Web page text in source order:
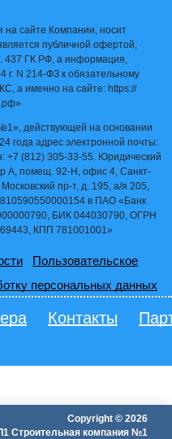
сайте Компании, носит
публичной офертой,
437 ГК РФ, а информация,
г. N 214-ФЗ к обязательному
а именно на сайте: https://
действующей на основании
года адрес электронной почты:
+7 (812) 305-33-55. Юридический
А, помещ. 92-Н, офис 4, Санкт-
пр-т, д. 195, а/я 205,
в ПАО «Банк
БИК 044030790, ОГРН
КПП 781001001»
Пользовательское
персональных данных
Контакты
Copyright © 2026
Строительная компания №1